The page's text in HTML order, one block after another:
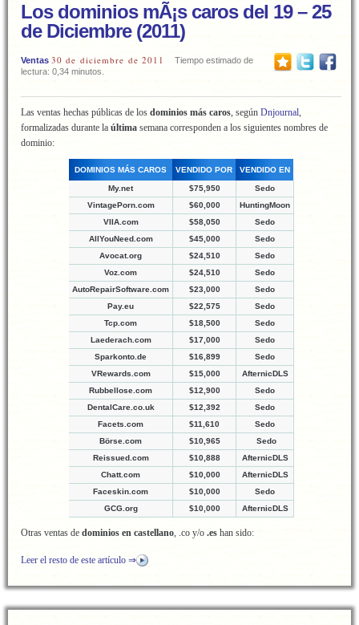
Los dominios mÃ¡s caros del 19 – 25
de Diciembre (2011)
Ventas 30 de diciembre de 2011
Tiempo estimado de
lectura: 0,34 minutos.
Las ventas hechas públicas de los dominios más caros, según Dnjournal,
formalizadas durante la última semana corresponden a los siguientes nombres de
dominio:
DOMINIOS MÁS CAROS VENDIDO POR VENDIDO EN
My.net $75,950
Sedo
VintagePorn.com
$60,000
HuntingMoon
VIIA.com
$58,050
Sedo
AllYouNeed.com
$45,000
Sedo
Avocat.org
$24,510
Sedo
Voz.com
$24,510
Sedo
AutoRepairSoftware.com
$23,000
Sedo
Pay.eu
$22,575
Sedo
Tcp.com
$18,500
Sedo
Laederach.com
$17,000
Sedo
Sparkonto.de
$16,899
Sedo
VRewards.com
$15,000
AfternicDLS
Rubbellose.com
$12,900
Sedo
DentalCare.co.uk
$12,392
Sedo
Facets.com
$11,610
Sedo
Börse.com
$10,965
Sedo
Reissued.com
$10,888
AfternicDLS
Chatt.com
$10,000
AfternicDLS
Faceskin.com
$10,000
Sedo
GCG.org
$10,000 AfternicDLS
Otras ventas de dominios en castellano, .co y/o .es han sido:
Leer el resto de este artículo ⇒